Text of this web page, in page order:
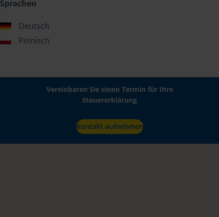
Sprachen
Deutsch
Polnisch
Vereinbaren Sie einen Termin für Ihre
Steuererklärung
Kontakt aufnehmen